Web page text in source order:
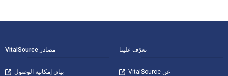
تعرّف علينا
عن VitalSource
مصادر VitalSource
بيان إمكانية الوصول